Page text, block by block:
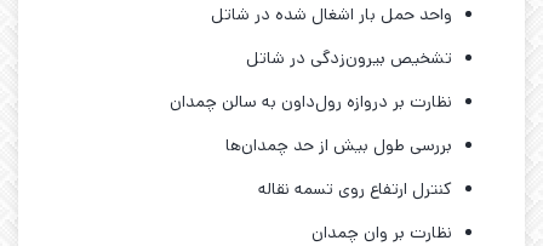
واحد حمل بار اشغال شده در شاتل
تشخیص بیرون‌زدگی در شاتل
نظارت بر دروازه رول‌داون به سالن چمدان
بررسی طول بیش از حد چمدان‌ها
کنترل ارتفاع روی تسمه نقاله
نظارت بر وان چمدان